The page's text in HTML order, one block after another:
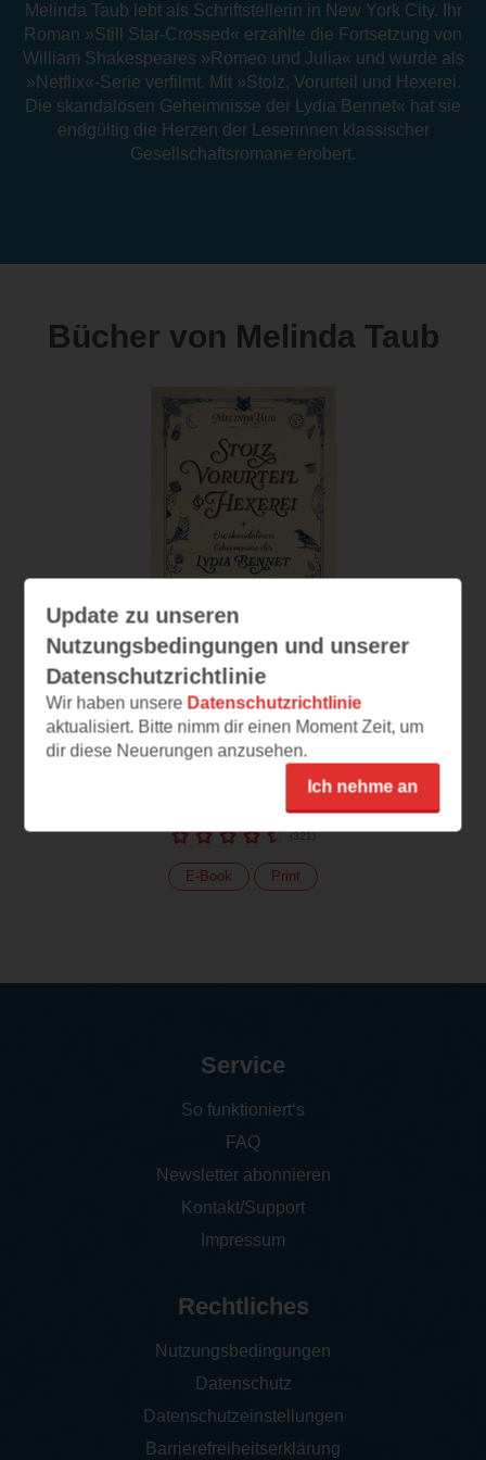
Melinda Taub lebt als Schriftstellerin in New York City. Ihr
Roman »Still Star-Crossed« erzählte die Fortsetzung von
William Shakespeares »Romeo und Julia« und wurde als
»Netflix«-Serie verfilmt. Mit »Stolz, Vorurteil und Hexerei.
Die skandalösen Geheimnisse der Lydia Bennet« hat sie
endgültig die Herzen der Leserinnen klassischer
Gesellschaftsromane erobert.
Bücher von Melinda Taub
Stolz, Vorurteil und
Hexerei
Geheimnisse der Lydia
(321)
E-Book Print
Update zu unseren
Nutzungsbedingungen und unserer
Datenschutzrichtlinie
Wir haben unsere Datenschutzrichtlinie
aktualisiert. Bitte nimm dir einen Moment Zeit, um
dir diese Neuerungen anzusehen.
Ich nehme an
Service
So funktioniert‘s
FAQ
Newsletter abonnieren
Kontakt/Support
Impressum
Rechtliches
Nutzungsbedingungen
Datenschutz
Datenschutzeinstellungen
Barrierefreiheitserklärung